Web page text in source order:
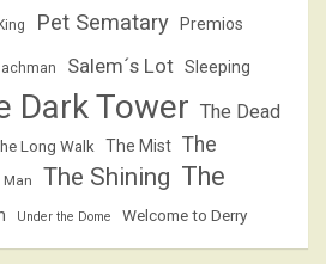
Pet Sematary Premios
Salem´s Lot Sleeping
Dark Tower The Dead
Long Walk The Mist The
Man The Shining The
Under the Dome Welcome to Derry